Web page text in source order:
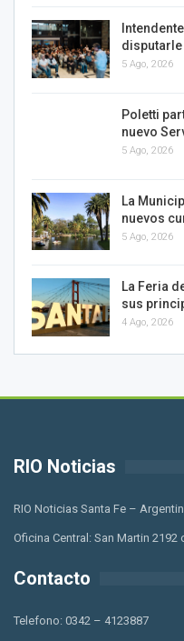
5 Ago, 2026
Poletti
nuevo
5 Ago, 2026
La
nuevos
5 Ago, 2026
La Feria
sus
4 Ago, 2026
RIO Noticias
RIO Noticias Santa Fe –
Oficina Central: San Martin
Contacto
Telefono: 0342 – 4123887